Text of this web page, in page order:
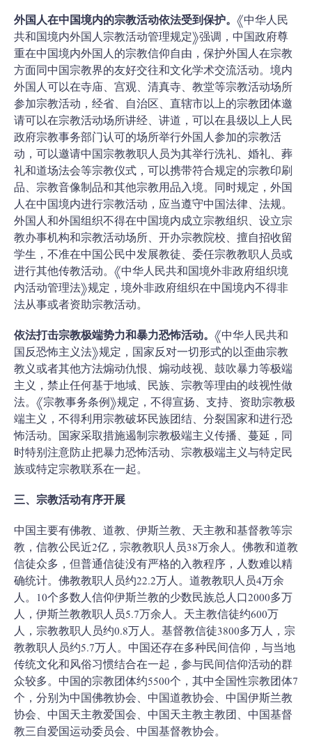
外国人在中国境内的宗教活动依法受到保护。 《中华人民
共和国境内外国人宗教活动管理规定》强调，中国政府尊
重在中国境内外国人的宗教信仰自由，保护外国人在宗教
方面同中国宗教界的友好交往和文化学术交流活动。境内
外国人可以在寺庙、宫观、清真寺、教堂等宗教活动场所
参加宗教活动，经省、自治区、直辖市以上的宗教团体邀
请可以在宗教活动场所讲经、讲道，可以在县级以上人民
政府宗教事务部门认可的场所举行外国人参加的宗教活
动，可以邀请中国宗教教职人员为其举行洗礼、婚礼、葬
礼和道场法会等宗教仪式，可以携带符合规定的宗教印刷
品、宗教音像制品和其他宗教用品入境。同时规定，外国
人在中国境内进行宗教活动，应当遵守中国法律、法规。
外国人和外国组织不得在中国境内成立宗教组织、设立宗
教办事机构和宗教活动场所、开办宗教院校、擅自招收留
学生，不准在中国公民中发展教徒、委任宗教教职人员或
进行其他传教活动。《中华人民共和国境外非政府组织境
内活动管理法》规定，境外非政府组织在中国境内不得非
法从事或者资助宗教活动。
依法打击宗教极端势力和暴力恐怖活动。 《中华人民共和
国反恐怖主义法》规定，国家反对一切形式的以歪曲宗教
教义或者其他方法煽动仇恨、煽动歧视、鼓吹暴力等极端
主义，禁止任何基于地域、民族、宗教等理由的歧视性做
法。《宗教事务条例》规定，不得宣扬、支持、资助宗教极
端主义，不得利用宗教破坏民族团结、分裂国家和进行恐
怖活动。国家采取措施遏制宗教极端主义传播、蔓延，同
时特别注意防止把暴力恐怖活动、宗教极端主义与特定民
族或特定宗教联系在一起。
三、宗教活动有序开展
中国主要有佛教、道教、伊斯兰教、天主教和基督教等宗
教，信教公民近2亿，宗教教职人员38万余人。佛教和道教
信徒众多，但普通信徒没有严格的入教程序，人数难以精
确统计。佛教教职人员约22.2万人。道教教职人员4万余
人。10个多数人信仰伊斯兰教的少数民族总人口2000多万
人，伊斯兰教教职人员5.7万余人。天主教信徒约600万
人，宗教教职人员约0.8万人。基督教信徒3800多万人，宗
教教职人员约5.7万人。中国还存在多种民间信仰，与当地
传统文化和风俗习惯结合在一起，参与民间信仰活动的群
众较多。中国的宗教团体约5500个，其中全国性宗教团体7
个，分别为中国佛教协会、中国道教协会、中国伊斯兰教
协会、中国天主教爱国会、中国天主教主教团、中国基督
教三自爱国运动委员会、中国基督教协会。